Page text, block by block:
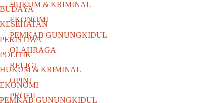
HUKUM & KRIMINAL
EKONOMI
PEMKAB GUNUNGKIDUL
OLAHRAGA
RELIGI
OPINI
PROFIL
BUDAYA
KESEHATAN
PERISTIWA
POLITIK
HUKUM & KRIMINAL
EKONOMI
PEMKAB GUNUNGKIDUL